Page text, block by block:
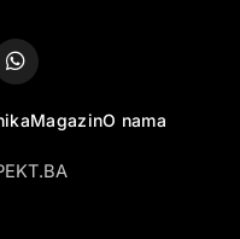
MagazinO nama